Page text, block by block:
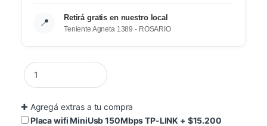
📍 Retirá gratis en nuestro local
Teniente Agneta 1389 - ROSARIO
✚ Agregá extras a tu compra
Placa wifi MiniUsb 150Mbps TP-LINK + $15.200